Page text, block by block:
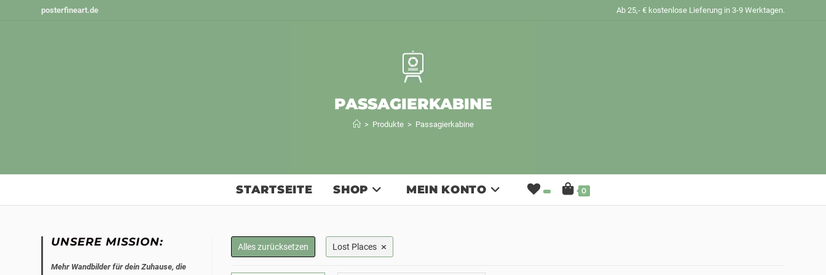
posterfineart.de Ab 25,- € kostenlose Lieferung in 3-9 Werktagen.
PASSAGIERKABINE
> Produkte > Passagierkabine
STARTSEITE SHOP MEIN KONTO 0
Alles zurücksetzen Lost Places ×
UNSERE MISSION:
Mehr Wandbilder für dein Zuhause, die